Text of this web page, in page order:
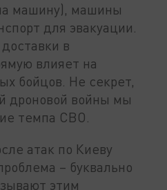
машину), машины
для эвакуации.
в
влияет на
бойцов. Не секрет,
дроновой войны мы
темпа СВО.
атак по Киеву
– буквально
этим